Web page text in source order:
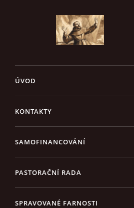
ÚVOD
KONTAKTY
SAMOFINANCOVÁNÍ
PASTORAČNÍ RADA
SPRAVOVANÉ FARNOSTI